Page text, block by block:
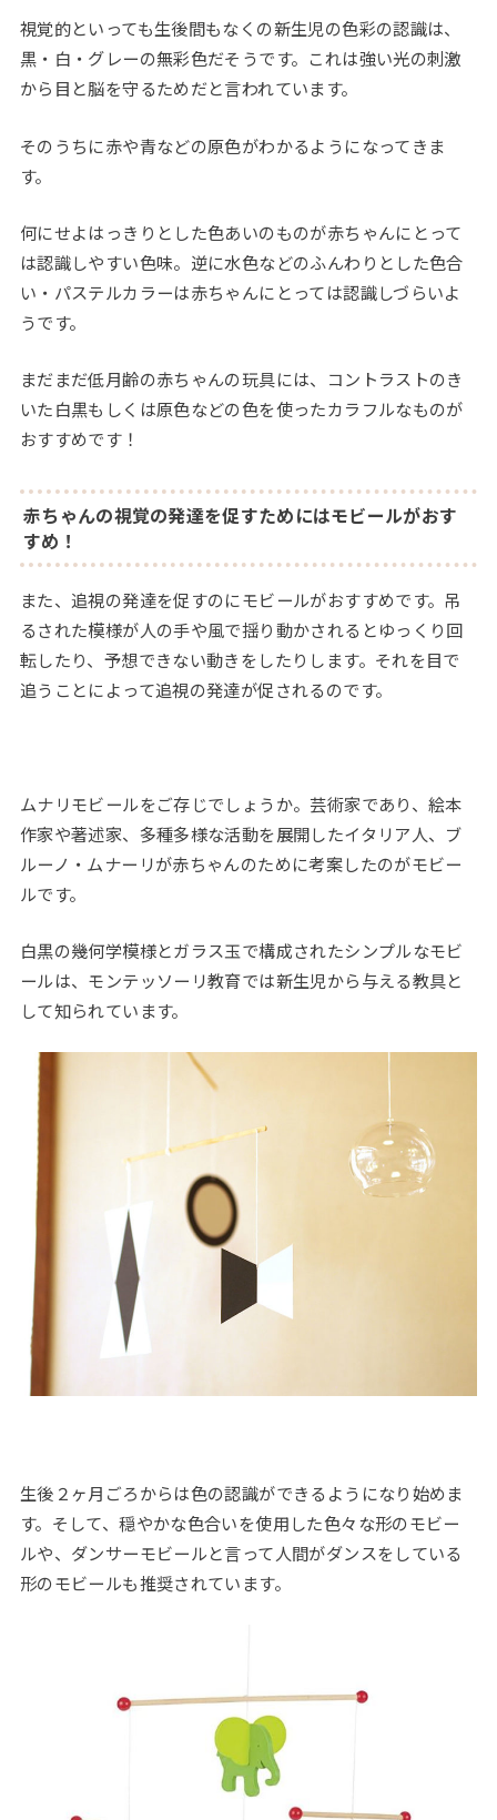
視覚的といっても生後間もなくの新生児の色彩の認識は、
黒・白・グレーの無彩色だそうです。これは強い光の刺激
から目と脳を守るためだと言われています。
そのうちに赤や青などの原色がわかるようになってきま
す。
何にせよはっきりとした色あいのものが赤ちゃんにとって
は認識しやすい色味。逆に水色などのふんわりとした色合
い・パステルカラーは赤ちゃんにとっては認識しづらいよ
うです。
まだまだ低月齢の赤ちゃんの玩具には、コントラストのき
いた白黒もしくは原色などの色を使ったカラフルなものが
おすすめです！
赤ちゃんの視覚の発達を促すためにはモビールがおす
すめ！
また、追視の発達を促すのにモビールがおすすめです。吊
るされた模様が人の手や風で揺り動かされるとゆっくり回
転したり、予想できない動きをしたりします。それを目で
追うことによって追視の発達が促されるのです。
ムナリモビールをご存じでしょうか。芸術家であり、絵本
作家や著述家、多種多様な活動を展開したイタリア人、ブ
ルーノ・ムナーリが赤ちゃんのために考案したのがモビー
ルです。
白黒の幾何学模様とガラス玉で構成されたシンプルなモビ
ールは、モンテッソーリ教育では新生児から与える教具と
して知られています。
生後２ヶ月ごろからは色の認識ができるようになり始めま
す。そして、穏やかな色合いを使用した色々な形のモビー
ルや、ダンサーモビールと言って人間がダンスをしている
形のモビールも推奨されています。